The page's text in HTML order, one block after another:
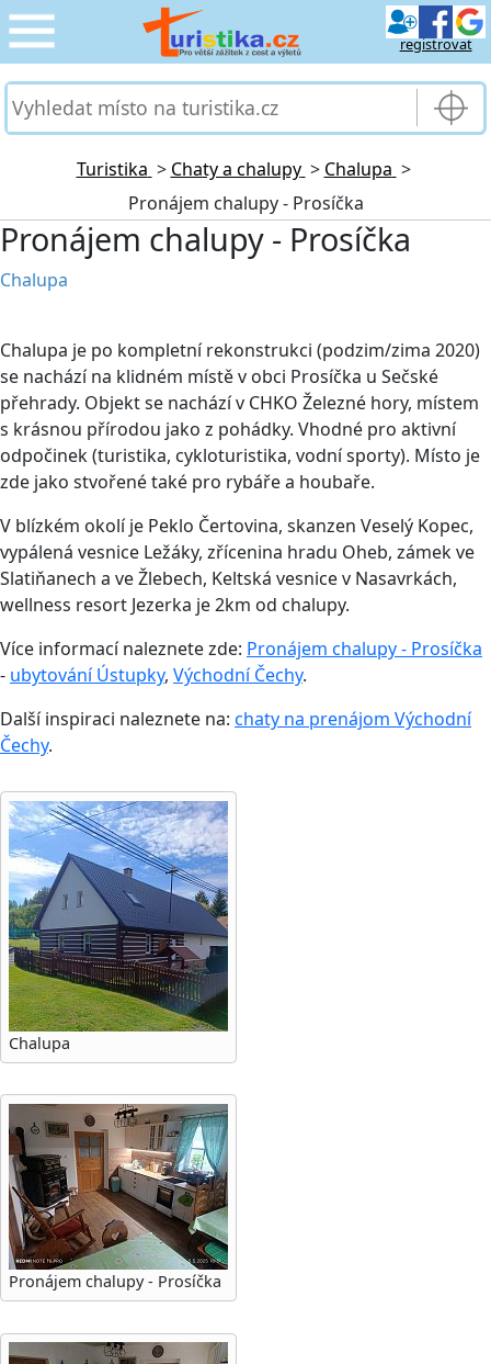
registrovat
CESTOVÁNÍ
PRO TURISTY ›
MOJE TURISTIKA
Turistika > Chaty a chalupy > Chalupa >
Pronájem chalupy - Prosíčka
Pronájem chalupy - Prosíčka
Chalupa
Chalupa je po kompletní rekonstrukci (podzim/zima 2020)
se nachází na klidném místě v obci Prosíčka u Sečské
přehrady. Objekt se nachází v CHKO Železné hory, místem
s krásnou přírodou jako z pohádky. Vhodné pro aktivní
odpočinek (turistika, cykloturistika, vodní sporty). Místo je
zde jako stvořené také pro rybáře a houbaře.
V blízkém okolí je Peklo Čertovina, skanzen Veselý Kopec,
vypálená vesnice Ležáky, zřícenina hradu Oheb, zámek ve
Slatiňanech a ve Žlebech, Keltská vesnice v Nasavrkách,
wellness resort Jezerka je 2km od chalupy.
Více informací naleznete zde: Pronájem chalupy - Prosíčka
- ubytování Ústupky, Východní Čechy.
Další inspiraci naleznete na: chaty na prenájom Východní
Čechy.
Chalupa
Pronájem chalupy - Prosíčka